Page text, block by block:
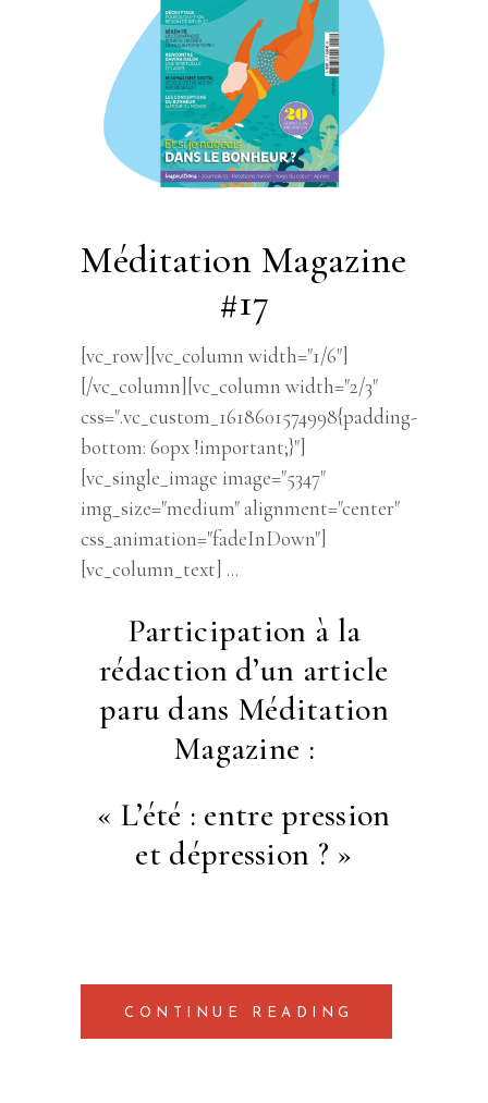
Méditation Magazine
#17
[vc_row][vc_column width="1/6"]
[/vc_column][vc_column width="2/3"
css=".vc_custom_1618601574998{padding-
bottom: 60px !important;}"]
[vc_single_image image="5347"
img_size="medium" alignment="center"
css_animation="fadeInDown"]
[vc_column_text]
Participation à la
rédaction d’un article
paru dans Méditation
Magazine :
« L’été : entre pression
et dépression ? »
CONTINUE READING